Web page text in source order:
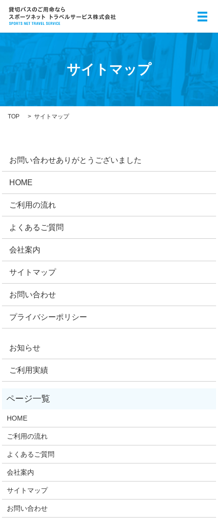
メ
サイトマップ
TOP サイトマップ
お問い合わせありがとうございました
HOME
ご利用の流れ
よくあるご質問
会社案内
サイトマップ
お問い合わせ
プライバシーポリシー
お知らせ
ご利用実績
HOME
ご利用の流れ
よくあるご質問
会社案内
サイトマップ
お問い合わせ